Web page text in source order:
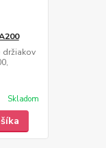
držiakov
Skladom